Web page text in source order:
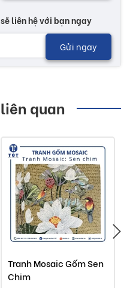
liên hệ với bạn ngay
Gửi ngay
liên quan
Tranh Mosaic Gốm Sen
Chim